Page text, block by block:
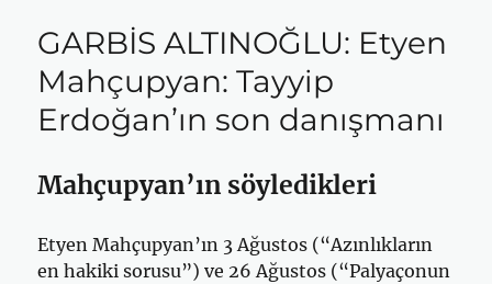
GARBİS ALTINOĞLU: Etyen
Mahçupyan: Tayyip
Erdoğan’ın son danışmanı
Mahçupyan’ın söyledikleri
Etyen Mahçupyan’ın 3 Ağustos (“Azınlıkların
en hakiki sorusu”) ve 26 Ağustos (“Palyaçonun